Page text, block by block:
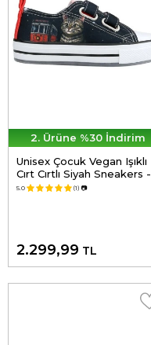
2. Ürüne %30 İndirim
Unisex Çocuk Vegan Işıklı
Cırt Cırtlı Siyah Sneakers -
Paws on Taksim Tasarım
5.0 (1) 📷
2.299,99 TL